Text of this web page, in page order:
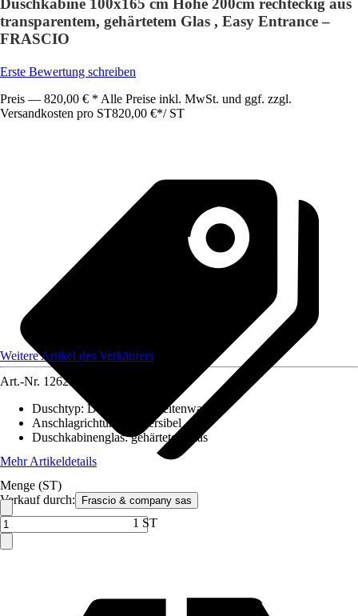
Duschkabine 100x165 cm Höhe 200cm rechteckig aus
transparentem, gehärtetem Glas , Easy Entrance –
FRASCIO
Erste Bewertung schreiben
Preis — 820,00 € * Alle Preise inkl. MwSt. und ggf. zzgl.
Versandkosten pro ST820,00 €*/ ST
Verkauf durch: Frascio & company sas
Weitere Artikel des Verkäufers
Art.-Nr. 12629451
Duschtyp: Duschtür mit Seitenwand
Anschlagrichtung
Reversibel
Duschkabinenglas:gehärtetes Glas
Mehr Artikeldetails
Menge (ST)
1 ST